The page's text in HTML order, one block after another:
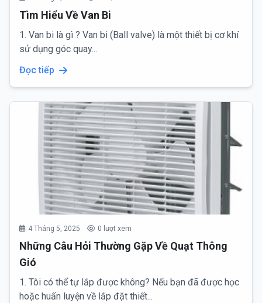
Tìm Hiểu Về Van Bi
1. Van bi là gì ? Van bi (Ball valve) là một thiết bị cơ khí
sử dụng góc quay...
Đọc tiếp
4 Tháng 5, 2025 0 lượt xem
Những Câu Hỏi Thường Gặp Về Quạt Thông
Gió
1. Tôi có thể tự lắp được không? Nếu bạn đã được học
hoặc huấn luyện về lắp đặt thiết...